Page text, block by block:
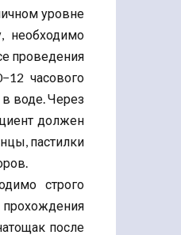
уровне
необходимо
проведения
часового
воде. Через
должен
пастилки
строго
после